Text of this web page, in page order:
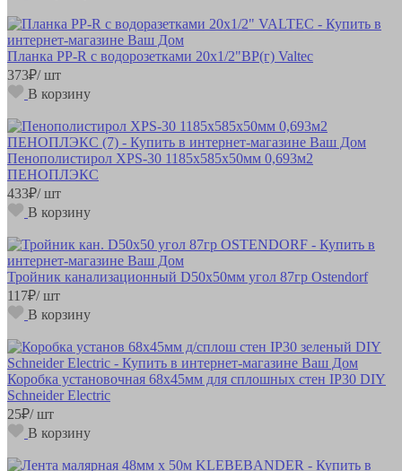
Планка РР-R с водорозетками 20х1/2"ВР(г) Valtec
373₽/ шт
В корзину
Пенополистирол XPS-30 1185х585х50мм 0,693м2
ПЕНОПЛЭКС
433₽/ шт
В корзину
Тройник канализационный D50х50мм угол 87гр Ostendorf
117₽/ шт
В корзину
Коробка установочная 68х45мм для сплошных стен IP30 DIY
Schneider Electric
25₽/ шт
В корзину